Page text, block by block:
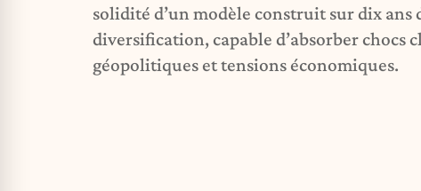
solidité d’un modèle construit sur dix ans
diversification, capable d’absorber chocs
géopolitiques et tensions économiques.